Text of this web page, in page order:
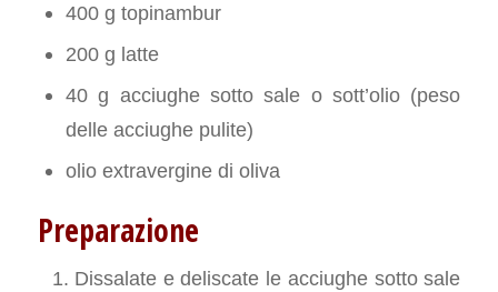
400 g topinambur
200 g latte
40 g acciughe sotto sale o sott’olio (peso
delle acciughe pulite)
olio extravergine di oliva
Preparazione
Dissalate e deliscate le acciughe sotto sale